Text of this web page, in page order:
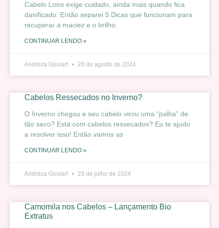
Cabelo Loiro exige cuidado, ainda mais quando fica
danificado. Então separei 5 Dicas que funcionam para
recuperar a maciez e o brilho.
CONTINUAR LENDO »
Andreza Goulart 20 de agosto de 2024
Cabelos Ressecados no Inverno?
O Inverno chegou e seu cabelo virou uma “palha” de
tão seco? Está com cabelos ressecados? Eu te ajudo
a resolver isso! Então vamos as
CONTINUAR LENDO »
Andreza Goulart 23 de julho de 2024
Camomila nos Cabelos – Lançamento Bio
Extratus